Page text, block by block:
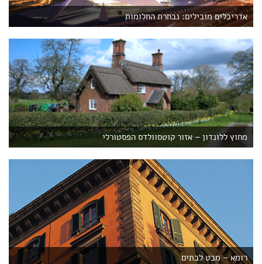
אדריכלים מובילים: נבחרת החלומות
מחוץ ללונדון – אזור קוטסוולדס הפסטורלי
רומא – מבט לבתים